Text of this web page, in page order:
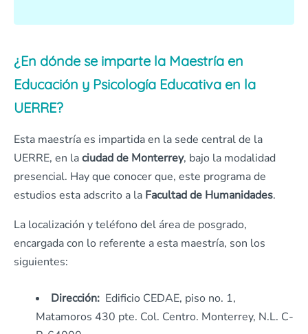
¿En dónde se imparte la Maestría en
Educación y Psicología Educativa en la
UERRE?
Esta maestría es impartida en la sede central de la
UERRE, en laciudad de Monterrey, bajo la modalidad
presencial. Hay que conocer que, este programa de
estudios esta adscrito a la Facultad de Humanidades.
La localización y teléfono del área de posgrado,
encargada con lo referente a esta maestría, son los
siguientes:
Dirección: Edificio CEDAE, piso no. 1,
Matamoros 430 pte. Col. Centro. Monterrey, N.L. C-